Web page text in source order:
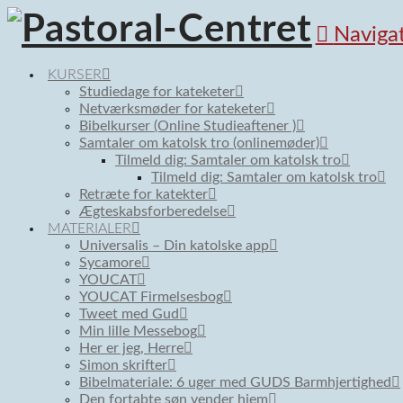
KURSER
Studiedage for kateketer
Netværksmøder for kateketer
Bibelkurser (Online Studieaftener )
Samtaler om katolsk tro (onlinemøder)
Tilmeld dig: Samtaler om katolsk tro
Tilmeld dig: Samtaler om katolsk tro
Retræte for katekter
Ægteskabsforberedelse
MATERIALER
Universalis – Din katolske app
Sycamore
YOUCAT
YOUCAT Firmelsesbog
Tweet med Gud
Min lille Messebog
Her er jeg, Herre
Simon skrifter
Bibelmateriale: 6 uger med GUDS Barmhjertighed
Den fortabte søn vender hjem